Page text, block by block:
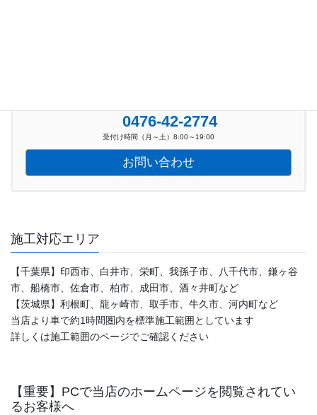
0476-42-2774
受付け時間（月～土）8:00～19:00
お問い合わせ
施工対応エリア
【千葉県】印西市、白井市、栄町、我孫子市、八千代市、鎌ヶ谷
市、船橋市、佐倉市、柏市、成田市、酒々井町など
【茨城県】利根町、龍ヶ崎市、取手市、牛久市、河内町など
当店より車で約1時間圏内を標準施工範囲としています
詳しくは施工範囲のページでご確認ください
【重要】PCで当店のホームページを閲覧されてい
るお客様へ